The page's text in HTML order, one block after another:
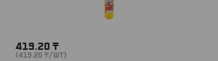
419.20 ₸
(419.20 ₸/ШТ)